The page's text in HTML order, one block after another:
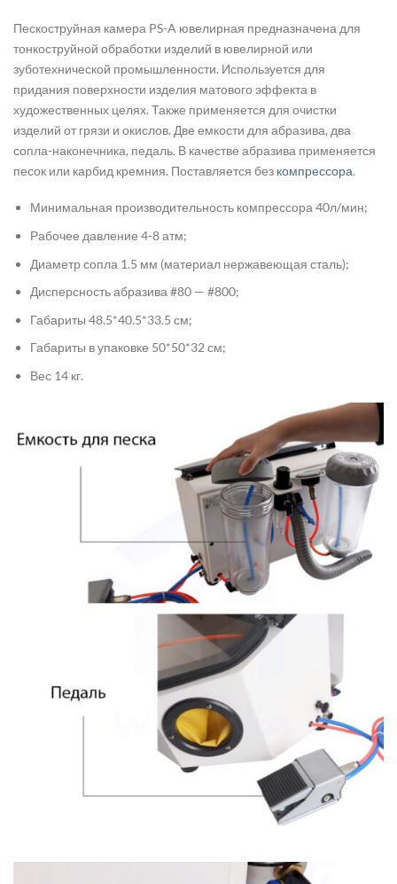
Пескоструйная камера PS-A ювелирная предназначена для
тонкоструйной обработки изделий в ювелирной или
зуботехнической промышленности. Используется для
придания поверхности изделия матового эффекта в
художественных целях. Также применяется для очистки
изделий от грязи и окислов. Две емкости для абразива, два
сопла-наконечника, педаль. В качестве абразива применяется
песок или карбид кремния. Поставляется без компрессора.
Минимальная производительность компрессора 40л/мин;
Рабочее давление 4-8 атм;
Диаметр сопла 1.5 мм (материал нержавеющая сталь);
Дисперсность абразива #80 — #800;
Габариты 48.5*40.5*33.5 см;
Габариты в упаковке 50*50*32 см;
Вес 14 кг.